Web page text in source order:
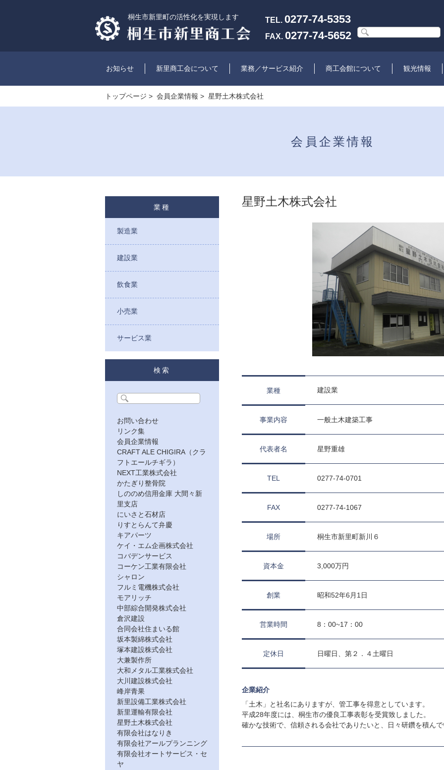
桐生市新里町の活性化を実現します TEL.0277-74-5353
FAX.0277-74-5652
お知らせ 新里商工会について 業務／サービス紹介 商工会館について 観光情報
トップページ > 会員企業情報 > 星野土木株式会社
会員企業情報
業種
製造業
建設業
飲食業
小売業
サービス業
検索
お問い合わせ
リンク集
会員企業情報
CRAFT ALE CHIGIRA（クラ
フトエールチギラ）
NEXT工業株式会社
かたぎり整骨院
しののめ信用金庫 大間々新
里支店
にいさと石材店
りすとらんて弁慶
キアパーツ
ケイ・エム企画株式会社
コバデンサービス
コーケン工業有限会社
シャロン
フルミ電機株式会社
モアリッチ
中部綜合開発株式会社
倉沢建設
合同会社住まいる館
坂本製綿株式会社
塚本建設株式会社
大兼製作所
大和メタル工業株式会社
大川建設株式会社
峰岸青果
新里設備工業株式会社
新里運輸有限会社
星野土木株式会社
有限会社はなりき
有限会社アールプランニング
有限会社オートサービス・セ
ヤ
星野土木株式会社
業種 建設業
事業内容 一般土木建築工事
代表者名 星野重雄
TEL 0277-74-0701
FAX 0277-74-1067
場所 桐生市新里町新川６
資本金 3,000万円
創業 昭和52年6月1日
営業時間 8：00~17：00
定休日 日曜日、第２．４土曜日
企業紹介
「土木」と社名にありますが、管工事を得意としています。
平成28年度には、桐生市の優良工事表彰を受賞致しました。
確かな技術で、信頼される会社でありたいと、日々研鑽を積ん